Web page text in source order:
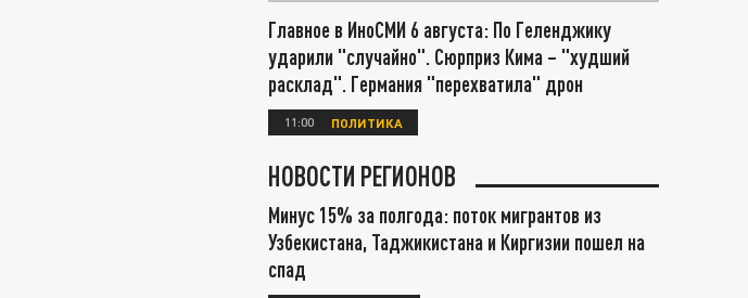
Главное в ИноСМИ 6 августа: По Геленджику
ударили "случайно". Сюрприз Кима – "худший
расклад". Германия "перехватила" дрон
11:00 ПОЛИТИКА
НОВОСТИ РЕГИОНОВ
Минус 15% за полгода: поток мигрантов из
Узбекистана, Таджикистана и Киргизии пошел на
спад